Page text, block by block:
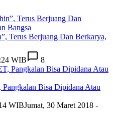
Terus Berjuang Dan Berkarya,
WIB
8
Bisa Dipidana Atau
WIBJumat, 30 Maret 2018 -